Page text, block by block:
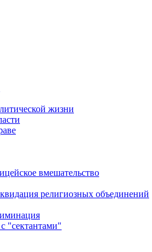
жизни
вмешательство
религиозных объединений
"сектантами"